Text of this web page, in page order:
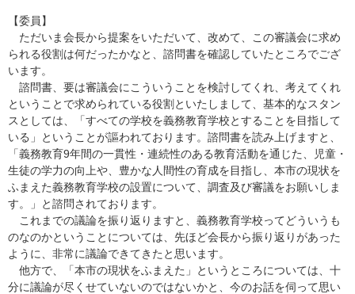
【委員】
ただいま会長から提案をいただいて、改めて、この審議会に求め
られる役割は何だったかなと、諮問書を確認していたところでござ
います。
諮問書、要は審議会にこういうことを検討してくれ、考えてくれ
ということで求められている役割といたしまして、基本的なスタン
スとしては、「すべての学校を義務教育学校とすることを目指して
いる」ということが謳われております。諮問書を読み上げますと、
「義務教育9年間の一貫性・連続性のある教育活動を通じた、児童・
生徒の学力の向上や、豊かな人間性の育成を目指し、本市の現状を
ふまえた義務教育学校の設置について、調査及び審議をお願いしま
す。」と諮問されております。
これまでの議論を振り返りますと、義務教育学校ってどういうも
のなのかということについては、先ほど会長から振り返りがあった
ように、非常に議論できてきたと思います。
他方で、「本市の現状をふまえた」というところについては、十
分に議論が尽くせていないのではないかと、今のお話を伺って思い